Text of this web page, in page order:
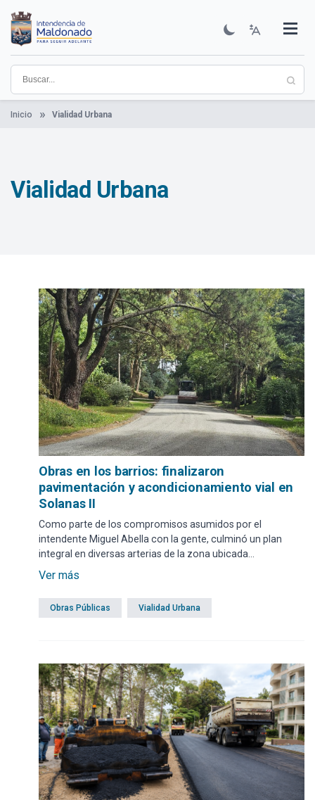
contenido
principal
Institucional
Municipios
Descubre Maldonado
Comunicación
Servicios
Guía De Trámites
Ver Noticias
Inicio Vialidad Urbana
Vialidad Urbana
Obras en los barrios: finalizaron
pavimentación y acondicionamiento vial en
Solanas II
Como parte de los compromisos asumidos por el
intendente Miguel Abella con la gente, culminó un plan
integral en diversas arterias de la zona ubicada
estratégicamente entre la Ruta Interbalnearia y la Ruta 12,
detrás de la estación de servicios.
Ver más
Obras Públicas Vialidad Urbana